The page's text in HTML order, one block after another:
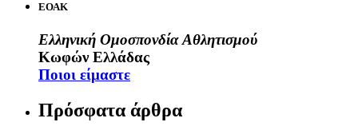
ΕΟΑΚ
Ελληνική Ομοσπονδία Αθλητισμού
Κωφών Ελλάδας
Ποιοι είμαστε
Πρόσφατα άρθρα